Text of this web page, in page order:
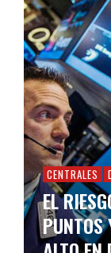
CENTRALES
EL
PUNTOS